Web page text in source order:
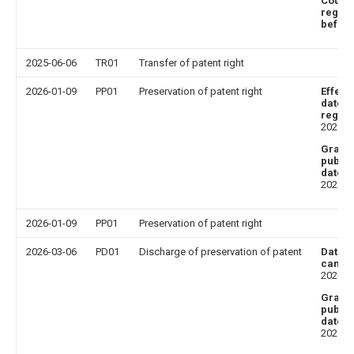
region
before
2025-06-06 TR01 Transfer of patent right
2026-01-09 PP01 Preservation of patent right
date
date
2026-01-09 PP01 Preservation of patent right
2026-03-06 PD01 Discharge of preservation of patent
Date
date